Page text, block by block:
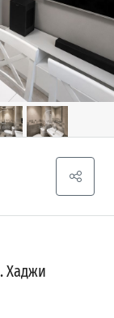
Хаджи